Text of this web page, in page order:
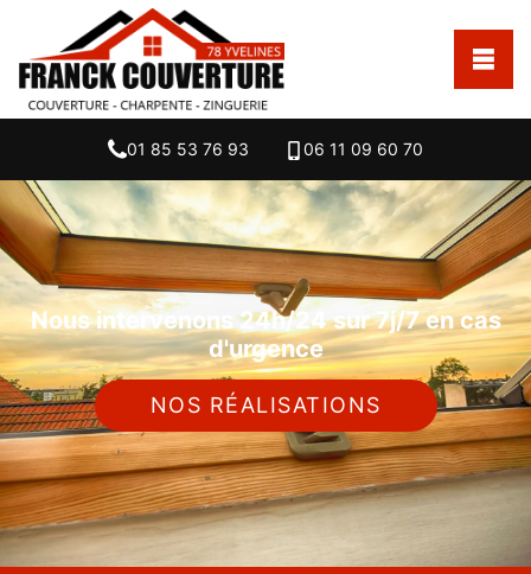
01 85 53 76 93 06 11 09 60 70
Nous intervenons 24h/24 sur 7j/7 en cas
d'urgence
NOS RÉALISATIONS